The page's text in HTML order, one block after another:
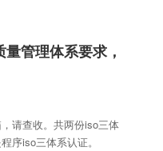
管理体系要求，
请查收。共两份iso三体
序iso三体系认证。